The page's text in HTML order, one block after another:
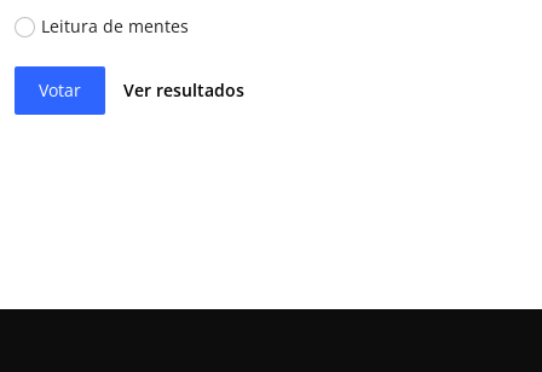
Leitura de mentes
Votar Ver resultados